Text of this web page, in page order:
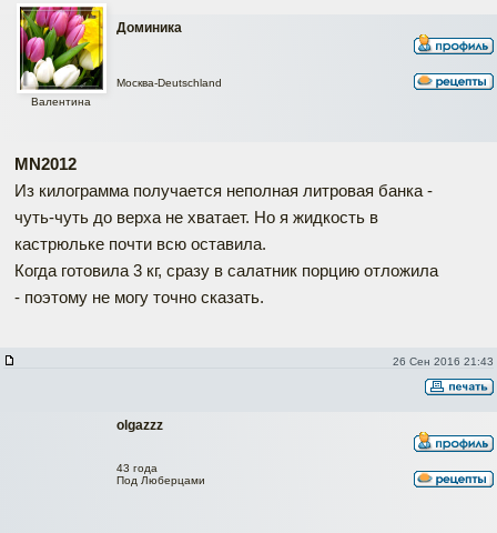
Доминика
Валентина
Москва-Deutschland
MN2012
Из килограмма получается неполная литровая банка -
чуть-чуть до верха не хватает. Но я жидкость в
кастрюльке почти всю оставила.
Когда готовила 3 кг, сразу в салатник порцию отложила
- поэтому не могу точно сказать.
26 Сен 2016 21:43
olgazzz
43 года
Под Люберцами